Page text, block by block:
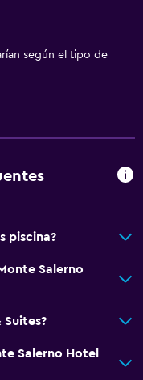
según el tipo de
piscina?
Salerno
Salerno Hotel